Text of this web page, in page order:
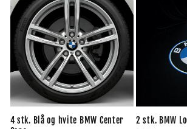
i
n
g
:
4 stk. Blå og hvite BMW Center
2 stk. BMW